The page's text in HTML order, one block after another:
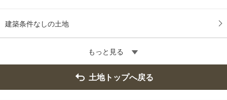
建築条件なしの土地
もっと見る
土地トップへ戻る